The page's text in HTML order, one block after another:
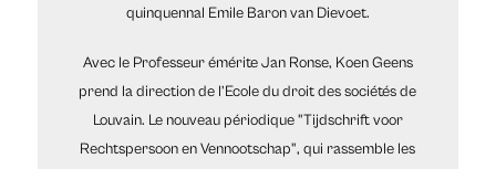
quinquennal Emile Baron van Dievoet.
Avec le Professeur émérite Jan Ronse, Koen Geens
prend la direction de l’Ecole du droit des sociétés de
Louvain. Le nouveau périodique "Tijdschrift voor
Rechtspersoon en Vennootschap", qui rassemble les